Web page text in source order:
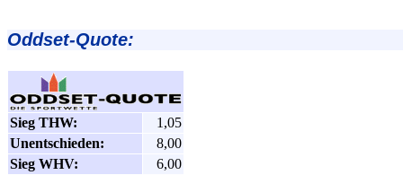
Oddset-Quote:
Sieg THW:
1,05
Unentschieden:
8,00
Sieg WHV:
6,00